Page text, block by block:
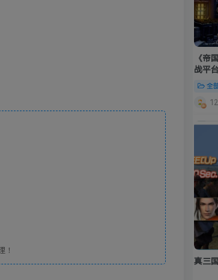
！
《帝
战平台
全
真三